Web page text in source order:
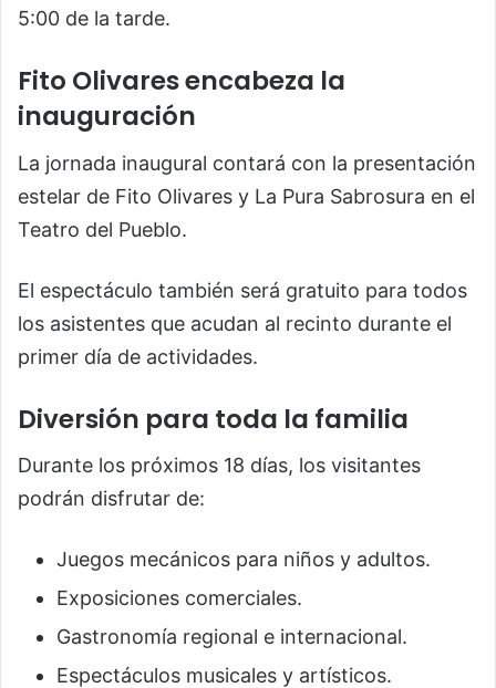
5:00 de la tarde.
Fito Olivares encabeza la
inauguración
La jornada inaugural contará con la presentación
estelar de Fito Olivares y La Pura Sabrosura en el
Teatro del Pueblo.
El espectáculo también será gratuito para todos
los asistentes que acudan al recinto durante el
primer día de actividades.
Diversión para toda la familia
Durante los próximos 18 días, los visitantes
podrán disfrutar de:
Juegos mecánicos para niños y adultos.
Exposiciones comerciales.
Gastronomía regional e internacional.
Espectáculos musicales y artísticos.